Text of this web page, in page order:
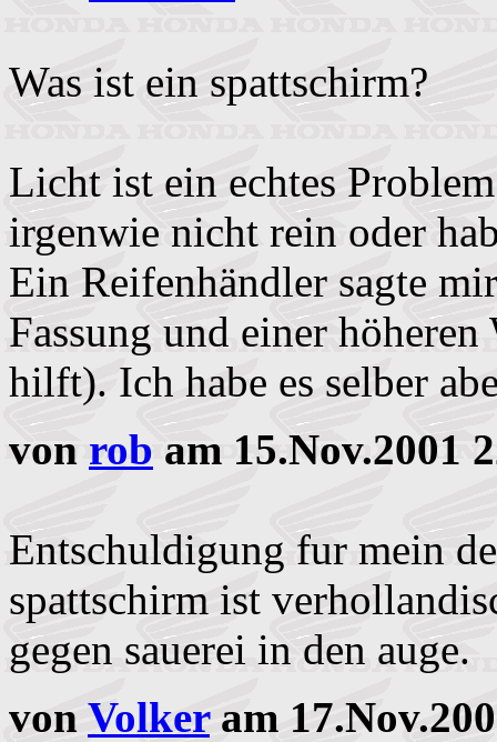
Was ist ein spattschirm?
Licht ist ein echtes
irgenwie nicht rein oder
Ein Reifenhändler sagte
Fassung und einer
hilft). Ich habe es selber
von rob am 15.Nov.2001
Entschuldigung fur mein
spattschirm ist
gegen sauerei in den auge.
von Volkeram